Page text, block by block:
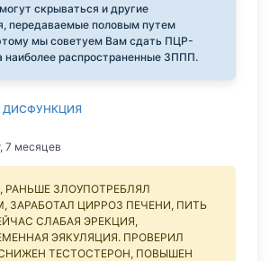
скрываться и другие
передаваемые половым путем
мы советуем Вам сдать ПЦР-
наиболее распространенные ЗППП.
ДИСФУНКЦИЯ
7 месяцев
РАНЬШЕ ЗЛОУПОТРЕБЛЯЛ
ЗАРАБОТАЛ ЦИРРОЗ ПЕЧЕНИ, ПИТЬ
СЛАБАЯ ЭРЕКЦИЯ,
ЭЯКУЛЯЦИЯ. ПРОВЕРИЛ
ТЕСТОСТЕРОН, ПОВЫШЕН